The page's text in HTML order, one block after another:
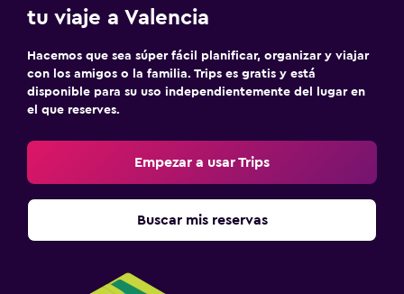
Estacionamiento y transporte
Estacionamiento
Servicio de traslado (cargo adicional)
Carga de vehículos eléctricos
Traslado aeropuerto
Almohada de plumas
tu viaje a Valencia
Hacemos que sea súper fácil planificar, organizar y viajar
con los amigos o la familia. Trips es gratis y está
disponible para su uso independientemente del lugar en
el que reserves.
Empezar a usar Trips
Buscar mis reservas